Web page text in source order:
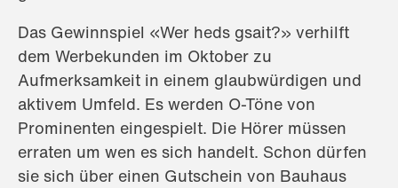
Das Gewinnspiel «Wer heds gsait?» verhilft
dem Werbekunden im Oktober zu
Aufmerksamkeit in einem glaubwürdigen und
aktivem Umfeld. Es werden O-Töne von
Prominenten eingespielt. Die Hörer müssen
erraten um wen es sich handelt. Schon dürfen
sie sich über einen Gutschein von Bauhaus